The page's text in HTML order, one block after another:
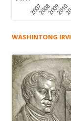
WASHINTONG